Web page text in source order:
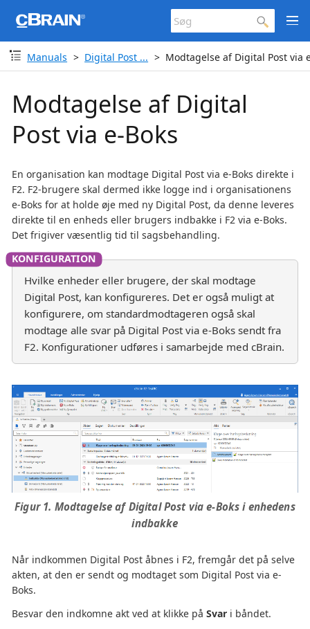
Manuals Digital Post ... Modtagelse af Digital Post via
Modtagelse af Digital
Post via e-Boks
En organisation kan modtage Digital Post via e-Boks direkte i
F2. F2-brugere skal dermed ikke logge ind i organisationens
e-Boks for at holde øje med ny Digital Post, da denne leveres
direkte til en enheds eller brugers indbakke i F2 via e-Boks.
Det frigiver væsentlig tid til sagsbehandling.
Hvilke enheder eller brugere, der skal modtage
Digital Post, kan konfigureres. Det er også muligt at
konfigurere, om standardmodtageren også skal
modtage alle svar på Digital Post via e-Boks sendt fra
F2. Konfigurationer udføres i samarbejde med cBrain.
Figur 1. Modtagelse af Digital Post via e-Boks i enhedens
indbakke
Når indkommen Digital Post åbnes i F2, fremgår det på selve
akten, at den er sendt og modtaget som Digital Post via e-
Boks.
Besvar den indkomne akt ved at klikke på Svar i båndet.